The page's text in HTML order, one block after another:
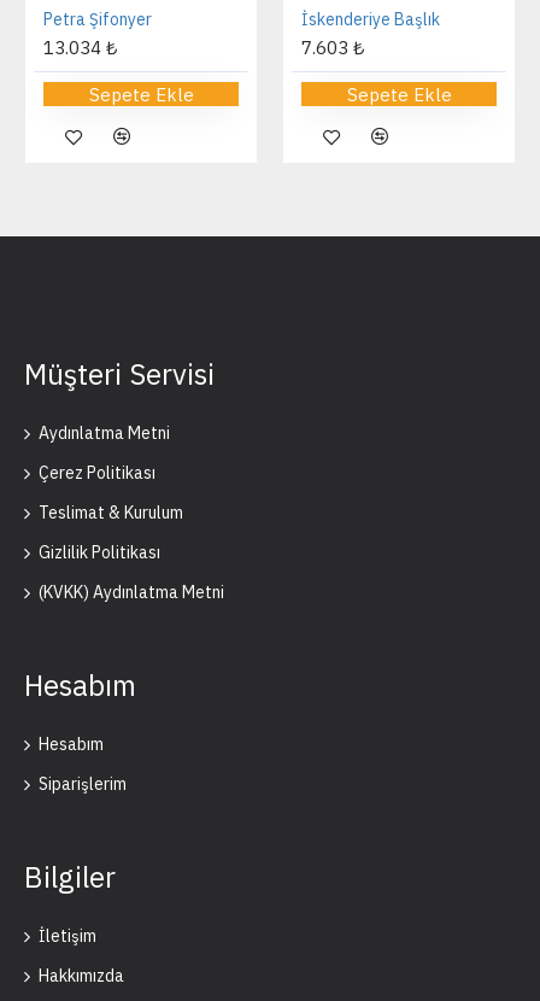
Petra Şifonyer
13.034 ₺
Sepete Ekle
İskenderiye Başlık
7.603 ₺
Sepete Ekle
Müşteri Servisi
Aydınlatma Metni
Çerez Politikası
Teslimat & Kurulum
Gizlilik Politikası
(KVKK) Aydınlatma Metni
Hesabım
Hesabım
Siparişlerim
Bilgiler
İletişim
Hakkımızda